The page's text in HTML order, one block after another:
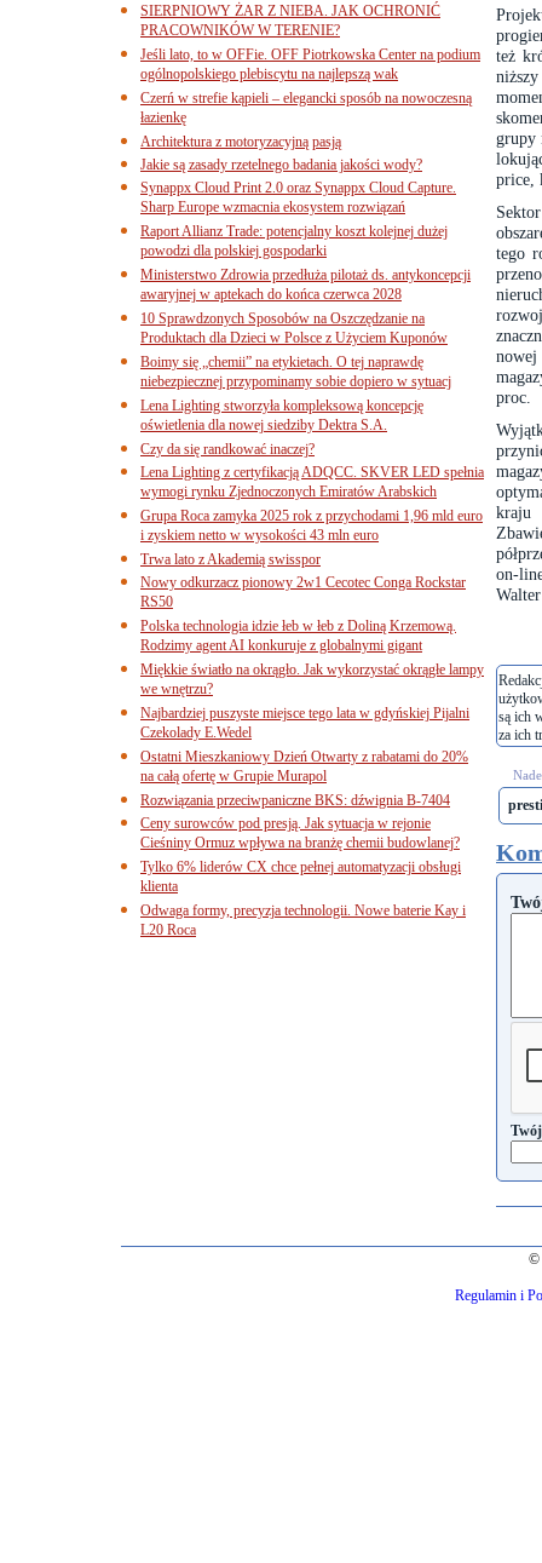
też
grupy
price,
tego
proc.
kraju
on-
są ich
za ich
SIERPNIOWY ŻAR Z NIEBA. JAK OCHRONIĆ
PRACOWNIKÓW W TERENIE?
Jeśli lato, to w OFFie. OFF Piotrkowska Center na podium
ogólnopolskiego plebiscytu na najlepszą wak
Czerń w strefie kąpieli – elegancki sposób na nowoczesną
łazienkę
Architektura z motoryzacyjną pasją
Jakie są zasady rzetelnego badania jakości wody?
Synappx Cloud Print 2.0 oraz Synappx Cloud Capture.
Sharp Europe wzmacnia ekosystem rozwiązań
Raport Allianz Trade: potencjalny koszt kolejnej dużej
powodzi dla polskiej gospodarki
Ministerstwo Zdrowia przedłuża pilotaż ds. antykoncepcji
awaryjnej w aptekach do końca czerwca 2028
10 Sprawdzonych Sposobów na Oszczędzanie na
Produktach dla Dzieci w Polsce z Użyciem Kuponów
Boimy się „chemii” na etykietach. O tej naprawdę
niebezpiecznej przypominamy sobie dopiero w sytuacj
Lena Lighting stworzyła kompleksową koncepcję
oświetlenia dla nowej siedziby Dektra S.A.
Czy da się randkować inaczej?
Lena Lighting z certyfikacją ADQCC. SKVER LED spełnia
wymogi rynku Zjednoczonych Emiratów Arabskich
Grupa Roca zamyka 2025 rok z przychodami 1,96 mld euro
i zyskiem netto w wysokości 43 mln euro
Trwa lato z Akademią swisspor
Nowy odkurzacz pionowy 2w1 Cecotec Conga Rockstar
RS50
Polska technologia idzie łeb w łeb z Doliną Krzemową.
Rodzimy agent AI konkuruje z globalnymi gigant
Miękkie światło na okrągło. Jak wykorzystać okrągłe lampy
we wnętrzu?
Najbardziej puszyste miejsce tego lata w gdyńskiej Pijalni
Czekolady E.Wedel
Ostatni Mieszkaniowy Dzień Otwarty z rabatami do 20%
na całą ofertę w Grupie Murapol
Rozwiązania przeciwpaniczne BKS: dźwignia B-7404
Ceny surowców pod presją. Jak sytuacja w rejonie
Cieśniny Ormuz wpływa na branżę chemii budowlanej?
Tylko 6% liderów CX chce pełnej automatyzacji obsługi
klienta
Odwaga formy, precyzja technologii. Nowe baterie Kay i
L20 Roca
©
Regulamin i